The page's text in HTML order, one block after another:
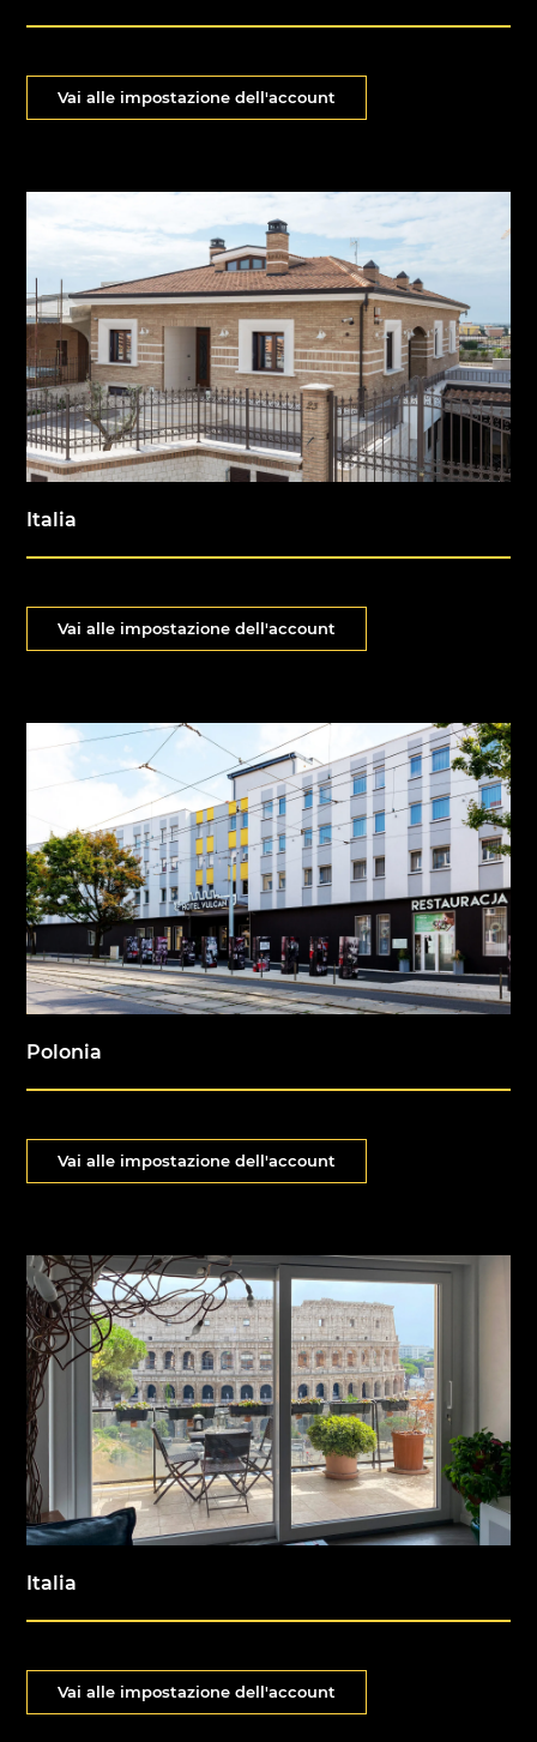
Vai alle impostazione dell'account
Italia
Vai alle impostazione dell'account
Polonia
Vai alle impostazione dell'account
Italia
Vai alle impostazione dell'account